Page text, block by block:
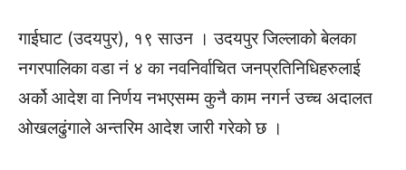
गाईघाट (उदयपुर), १९ साउन । उदयपुर जिल्लाको बेलका
नगरपालिका वडा नं ४ का नवनिर्वाचित जनप्रतिनिधिहरुलाई
अर्को आदेश वा निर्णय नभएसम्म कुनै काम नगर्न उच्च अदालत
ओखलढुंगाले अन्तरिम आदेश जारी गरेको छ ।